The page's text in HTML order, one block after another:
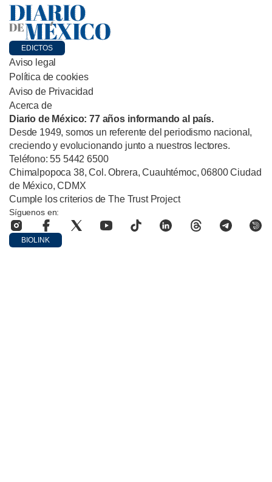
EDICTOS
Aviso legal
Política de cookies
Aviso de Privacidad
Acerca de
Diario de México: 77 años informando al país.
Desde 1949, somos un referente del periodismo nacional,
creciendo y evolucionando junto a nuestros lectores.
Teléfono: 55 5442 6500
Chimalpopoca 38, Col. Obrera, Cuauhtémoc, 06800 Ciudad
de México, CDMX
Cumple los criterios de The Trust Project
Síguenos en:
BIOLINK